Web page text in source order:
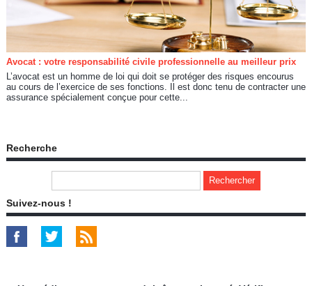
Avocat : votre responsabilité civile professionnelle au meilleur prix
L’avocat est un homme de loi qui doit se protéger des risques encourus
au cours de l’exercice de ses fonctions. Il est donc tenu de contracter une
assurance spécialement conçue pour cette...
Recherche
Suivez-nous !